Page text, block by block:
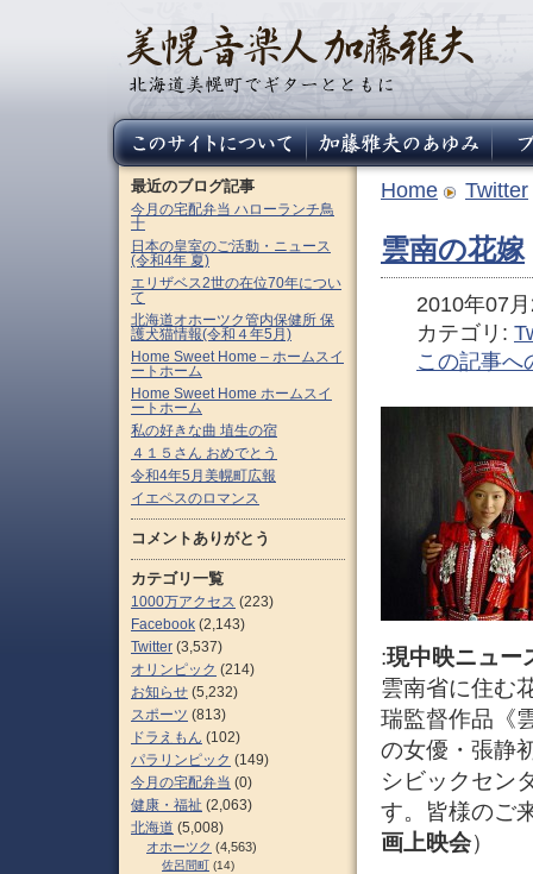
Home Twitter
雲南の花嫁
2010年07
カテゴリ:
この記事へ
:現中映ニュー
雲南省に住む
瑞監督作品《
の女優・張静
シビックセン
す。皆様のご
画上映会）
最近のブログ記事
今月の宅配弁当 ハローランチ鳥
十
日本の皇室のご活動・ニュース
(令和4年 夏)
エリザベス2世の在位70年につい
て
北海道オホーツク管内保健所 保
護犬猫情報(令和４年5月)
Home Sweet Home – ホームスイ
ートホーム
Home Sweet Home ホームスイ
ートホーム
私の好きな曲 埴生の宿
４１５さん おめでとう
令和4年5月美幌町広報
イエペスのロマンス
コメントありがとう
カテゴリ一覧
1000万アクセス (223)
Facebook (2,143)
Twitter (3,537)
オリンピック (214)
お知らせ (5,232)
スポーツ (813)
ドラえもん (102)
パラリンピック (149)
今月の宅配弁当 (0)
健康・福祉 (2,063)
北海道 (5,008)
オホーツク (4,563)
佐呂間町 (14)